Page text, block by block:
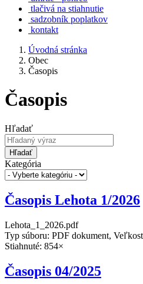
tlačivá na stiahnutie
sadzobník poplatkov
kontakt
Úvodná stránka
Obec
Časopis
Časopis
Hľadať
Hľadať
Kategória
Časopis Lehota 1/2026
Lehota_1_2026.pdf
Typ súboru: PDF dokument,
Stiahnuté: 854×
Časopis 04/2025